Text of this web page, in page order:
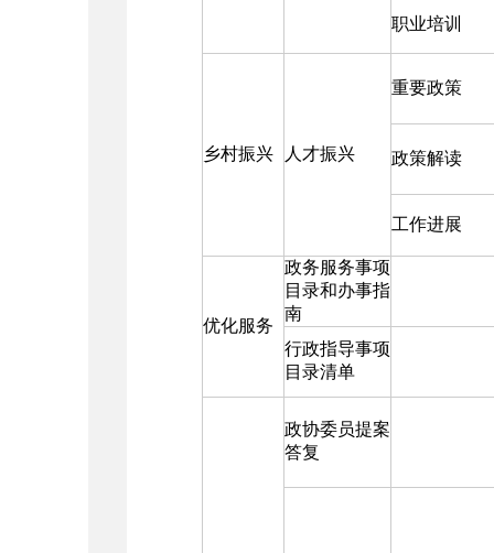
职业培训
乡村振兴 人才振兴
重要政策
政策解读
工作进展
优化服务
政务服务事项
目录和办事指
南
行政指导事项
目录清单
政协委员提案
答复